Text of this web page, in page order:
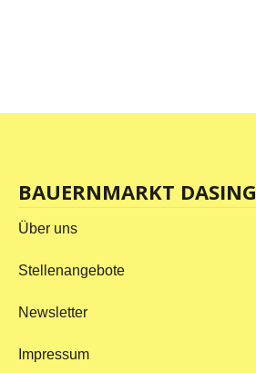
BAUERNMARKT DASING
Über uns
Stellenangebote
Newsletter
Impressum